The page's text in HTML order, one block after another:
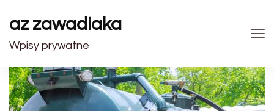
az zawadiaka
Wpisy prywatne